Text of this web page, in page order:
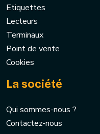
Etiquettes
Lecteurs
Terminaux
Point de vente
Cookies
La société
Qui sommes-nous ?
Contactez-nous